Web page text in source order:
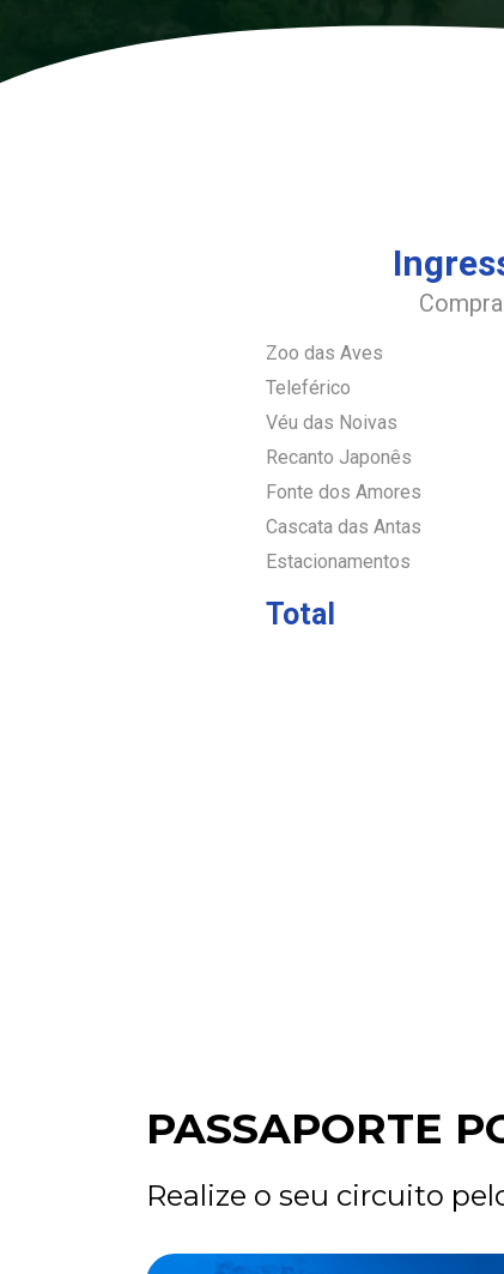
Zoo das Aves
Teleférico
Véu das Noivas
Recanto Japonês
Fonte dos Amores
Cascata das Antas
Estacionamentos
Total
PASSAPORTE
Realize o seu circuito